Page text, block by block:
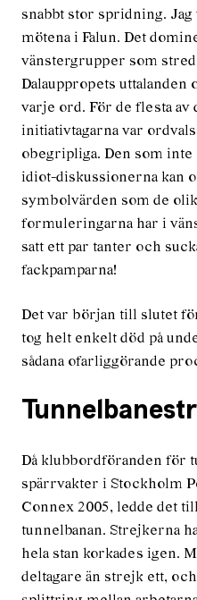
snabbt stor spridning. Jag
mötena i Falun. Det
vänstergrupper som
Dalauppropets uttalanden
varje ord. För de flesta av
initiativtagarna var
obegripliga. Den som
idiot-diskussionerna kan
symbolvärden som de
formuleringarna har i
satt ett par tanter och
fackpamparna!
Det var början till slutet
tog helt enkelt död på
sådana ofarliggörande
Då klubbordföranden för
spärrvakter i Stockholm
Connex 2005, ledde det
tunnelbanan. Strejkerna
hela stan korkades igen.
deltagare än strejk ett,